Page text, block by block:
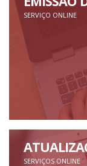
SERVIÇO ONLINE
SERVIÇOS ONLINE